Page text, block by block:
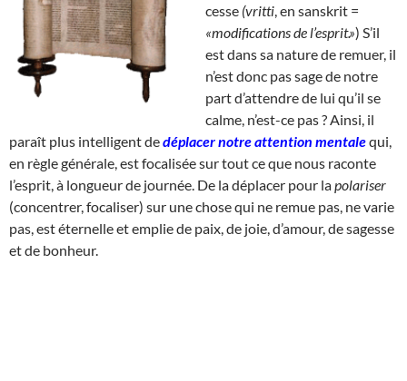
cesse (vritti , en sanskrit =
«modifications de l’esprit.») S’il
est dans sa nature de remuer, il
n’est donc pas sage de notre
part d’attendre de lui qu’il se
calme, n’est-ce pas ? Ainsi, il
paraît plus intelligent dedéplacer notre attention mentalequi,
en règle générale, est focalisée sur tout ce que nous raconte
l’esprit, à longueur de journée. De la déplacer pour lapolariser
(concentrer, focaliser) sur une chose qui ne remue pas, ne varie
pas, est éternelle et emplie de paix, de joie, d’amour, de sagesse
et de bonheur.